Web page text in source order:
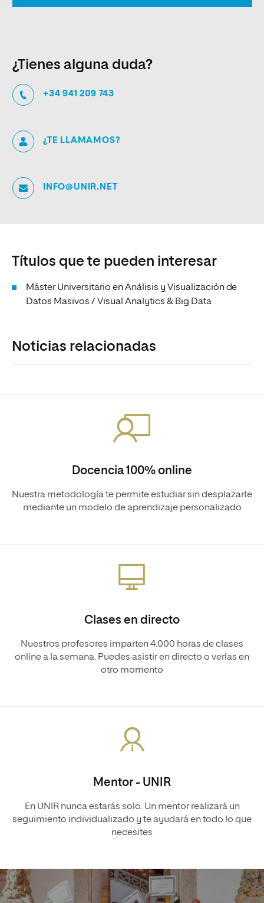
¿Tienes alguna duda?
+34 941 209 743
¿TE LLAMAMOS?
INFO@UNIR.NET
Títulos que te pueden interesar
Máster Universitario en Análisis y Visualización de
Datos Masivos / Visual Analytics & Big Data
Noticias relacionadas
Docencia 100% online
Nuestra metodología te permite estudiar sin desplazarte
mediante un modelo de aprendizaje personalizado
Clases en directo
Nuestros profesores imparten 4.000 horas de clases
online a la semana. Puedes asistir en directo o verlas en
otro momento
Mentor - UNIR
En UNIR nunca estarás solo. Un mentor realizará un
seguimiento individualizado y te ayudará en todo lo que
necesites